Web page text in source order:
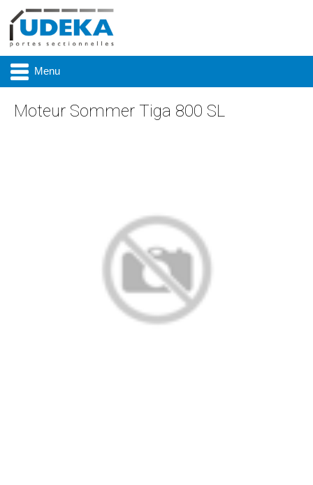
Menu
Moteur Sommer Tiga 800 SL